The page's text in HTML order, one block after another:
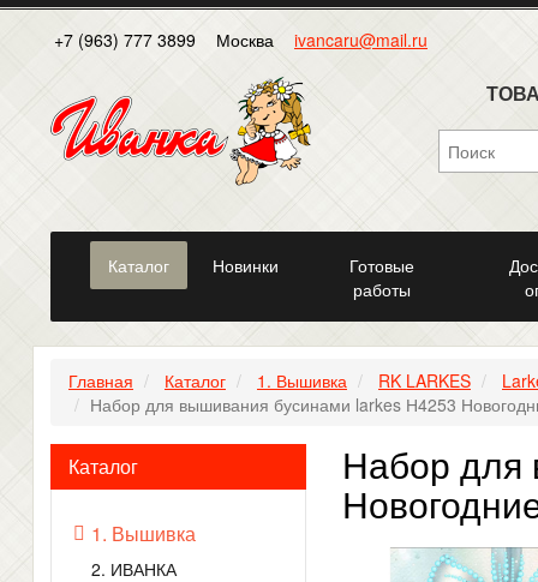
+7 (963) 777 3899 Москва ivancaru@mail.ru
Каталог Новинки
Готовые
работы
Главная Каталог 1. Вышивка RK LARKES
Набор для вышивания бусинами larkes Н4253
Каталог
1. Вышивка
2. ИВАНКА
Набор для